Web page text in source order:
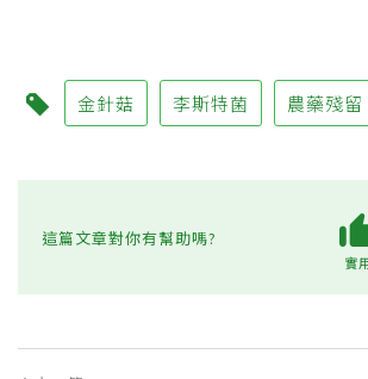
金針菇 李斯特菌 農藥殘留
這篇文章對你有幫助嗎?
實